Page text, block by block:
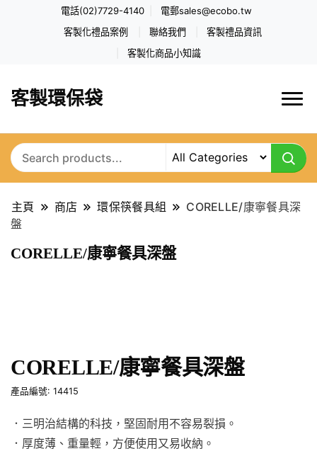
電話(02)7729-4140 電郵sales@ecobo.tw
客製化禮品案例 聯絡我們 客製禮品資訊
客製化商品小知識
客製環保袋
主頁 商店 環保筷餐具組
CORELLE/康寧餐具深
盤
CORELLE/康寧餐具深盤
CORELLE/康寧餐具深盤
產品編號: 14415
．三明治結構的科技，堅固耐用不容易裂損。
．厚度薄、重量輕，方便使用又易收納。